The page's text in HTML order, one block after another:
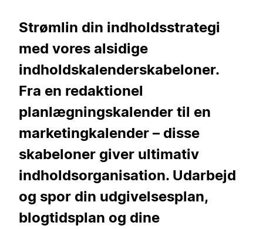
Strømlin din indholdsstrategi
med vores alsidige
indholdskalenderskabeloner.
Fra en redaktionel
planlægningskalender til en
marketingkalender – disse
skabeloner giver ultimativ
indholdsorganisation. Udarbejd
og spor din udgivelsesplan,
blogtidsplan og dine